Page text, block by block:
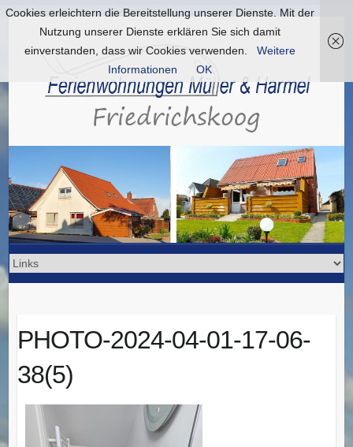
PHOTO-2024-04-01-17-06-
38(5)
Cookies erleichtern die Bereitstellung unserer Dienste. Mit der
Nutzung unserer Dienste erklären Sie sich damit
einverstanden, dass wir Cookies verwenden.
Weitere
Informationen
OK